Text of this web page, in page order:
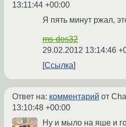
13:11:44 +00:00
Я пять минут ржал,
ms-dos32
29.02.2012 13:14:46
Ссылка
Ответ на: комментарий от
13:10:48 +00:00
Ну и мыло на яше и